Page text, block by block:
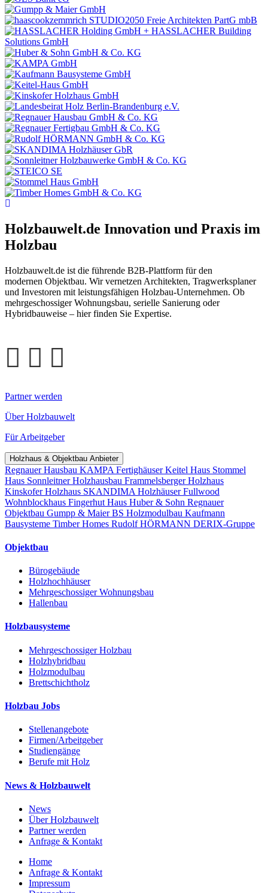
Holzbauwelt.de Innovation und Praxis im
Holzbau
Holzbauwelt.de ist die führende B2B-Plattform für den
modernen Objektbau. Wir vernetzen Architekten, Tragwerksplaner
und Investoren mit leistungsfähigen Holzbau-Unternehmen. Ob
mehrgeschossiger Wohnungsbau, serielle Sanierung oder
Hybridbauweise – hier finden Sie Expertise.
Partner werden
Über Holzbauwelt
Für Arbeitgeber
Holzhaus & Objektbau Anbieter
Regnauer Hausbau KAMPA FertighäuserKeitel Haus Stommel
Haus Sonnleitner Holzhausbau Frammelsberger Holzhaus
Kinskofer Holzhaus SKANDIMA HolzhäuserFullwood
Wohnblockhaus Fingerhut Haus Huber & Sohn Regnauer
Objektbau Gumpp & MaierBS Holzmodulbau Kaufmann
Bausysteme Timber Homes Rudolf HÖRMANN DERIX-Gruppe
Objektbau
Bürogebäude
Holzhochhäuser
Mehrgeschossiger Wohnungsbau
Hallenbau
Holzbausysteme
Mehrgeschossiger Holzbau
Holzhybridbau
Holzmodulbau
Brettschichtholz
Holzbau Jobs
Stellenangebote
Firmen/Arbeitgeber
Studiengänge
Berufe mit Holz
News & Holzbauwelt
News
Über Holzbauwelt
Partner werden
Anfrage & Kontakt
Home
Anfrage & Kontakt
Impressum